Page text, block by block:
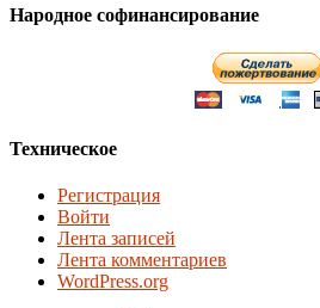
Народное софинансирование
Техническое
Регистрация
Войти
Лента записей
Лента комментариев
WordPress.org